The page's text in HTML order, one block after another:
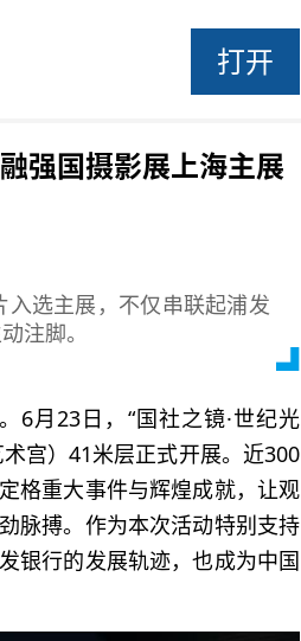
打开
强国摄影展上海主展
选主展，不仅串联起浦发
注脚。
6月23日，“国社之镜·世纪光
宫）41米层正式开展。近300
格重大事件与辉煌成就，让观
脉搏。作为本次活动特别支持
银行的发展轨迹，也成为中国